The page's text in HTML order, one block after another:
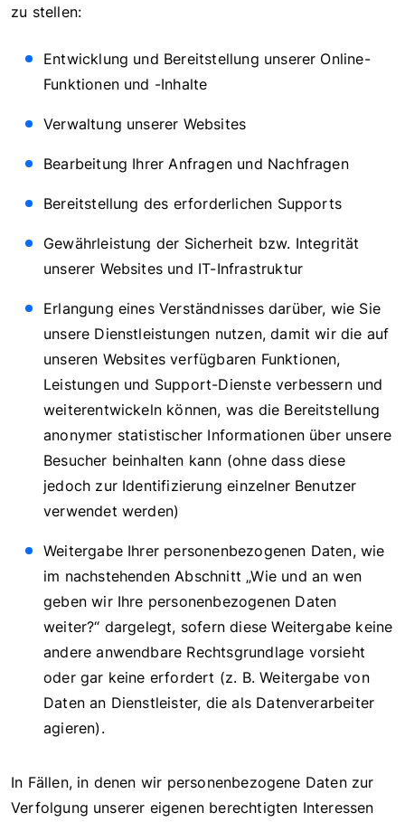
zu stellen:
Entwicklung und Bereitstellung unserer Online-
Funktionen und -Inhalte
Verwaltung unserer Websites
Bearbeitung Ihrer Anfragen und Nachfragen
Bereitstellung des erforderlichen Supports
Gewährleistung der Sicherheit bzw. Integrität
unserer Websites und IT-Infrastruktur
Erlangung eines Verständnisses darüber, wie Sie
unsere Dienstleistungen nutzen, damit wir die auf
unseren Websites verfügbaren Funktionen,
Leistungen und Support-Dienste verbessern und
weiterentwickeln können, was die Bereitstellung
anonymer statistischer Informationen über unsere
Besucher beinhalten kann (ohne dass diese
jedoch zur Identifizierung einzelner Benutzer
verwendet werden)
Weitergabe Ihrer personenbezogenen Daten, wie
im nachstehenden Abschnitt „Wie und an wen
geben wir Ihre personenbezogenen Daten
weiter?“ dargelegt, sofern diese Weitergabe keine
andere anwendbare Rechtsgrundlage vorsieht
oder gar keine erfordert (z. B. Weitergabe von
Daten an Dienstleister, die als Datenverarbeiter
agieren).
In Fällen, in denen wir personenbezogene Daten zur
Verfolgung unserer eigenen berechtigten Interessen